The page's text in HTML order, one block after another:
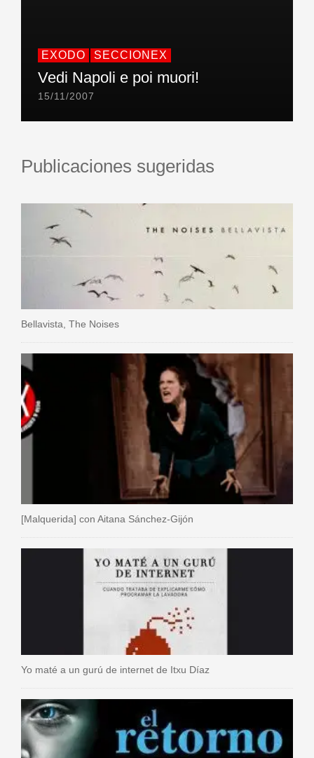
EXODO SECCIONEX
Vedi Napoli e poi muori!
15/11/2007
Publicaciones sugeridas
Bellavista, The Noises
[Malquerida] con Aitana Sánchez-Gijón
Yo maté a un gurú de internet de Itxu Díaz